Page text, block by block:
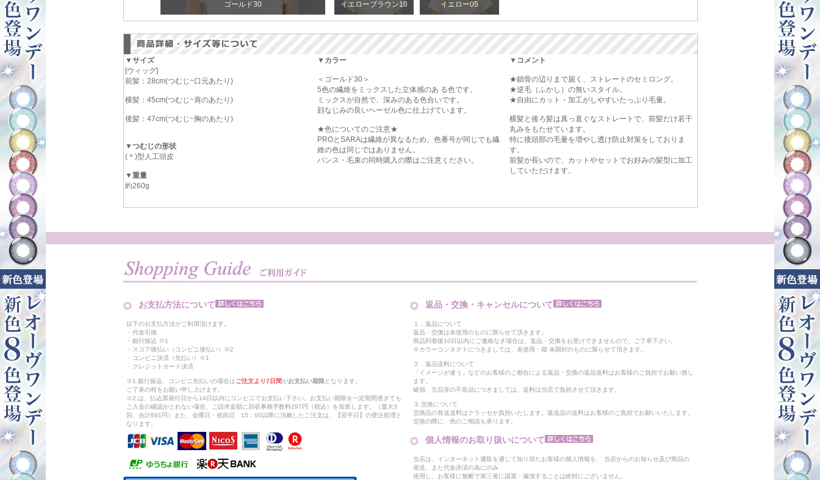
ゴールド30 イエローブラウン10 イエロー05
▼サイズ
[ウィッグ]
前髪：28cm(つむじ~口元あたり)
横髪：45cm(つむじ~肩のあたり)
後髪：47cm(つむじ~胸のあたり)
▼つむじの形状
(＊)型人工頭皮
▼重量
約260g
▼カラー
＜ゴールド30＞
5色の繊維をミックスした立体感のあ る色です。
ミックスが自然で、深みのある色合いです。
顔なじみの良いヘーゼル色に仕上げています。
★色についてのご注意★
PROとSARAは繊維が異なるため、色番号が同じでも繊
維の色は同じではありません。
バンス・毛束の同時購入の際はご注意ください。
▼コメント
★鎖骨の辺りまで届く、ストレートのセミロング。
★逆毛（ふかし）の無いスタイル。
★自由にカット・加工がしやすいたっぷり毛量。
横髪と後ろ髪は真っ直ぐなストレートで、前髪だけ若干
丸みをもたせています。
特に後頭部の毛量を増やし透け防止対策をしておりま
す。
前髪が長いので、カットやセットでお好みの髪型に加工
していただけます。
お支払方法について
以下のお支払方法がご利用頂けます。
・代金引換
・銀行振込 ※1
・スコア後払い（コンビニ後払い）※2
・コンビニ決済（先払い）※1
・クレジットカード決済
※1.銀行振込、コンビニ先払いの場合はご注文より7日間がお支払い期限 となります。
ご了承の程をお願い申し上げます。
※2.は、払込票発行日から14日以内にコンビニでお支払い下さい。お支払い期限を一定期間過ぎても
ご入金の確認がとれない場合、ご請求金額に回収事務手数料297円（税込）を加算します。（最大3
回、合計891円）また、金曜日・祝前日 15：00以降に頂戴したご注文は、【翌平日】の受注処理と
なります。
返品・交換・キャンセルについて
１．返品について
返品・交換は未使用のものに限らせて頂きます。
商品到着後10日以内にご連絡なき場合は、返品・交換をお受けできませんので、ご了承下さい。
※カラーコンタクトにつきましては、未使用・箱 未開封のものに限らせて頂きます。
２．返品送料について
「イメージが違う」などのお客様のご都合による返品・交換の返品送料はお客様のご負担でお願い致し
ます。
破損、欠品等の不良品につきましては、送料は当店で負担させて頂きます。
３.交換について
交換品の発送送料はクラッセが負担いたします。返送品の送料はお客様のご負担でお願いいたします。
交換の際に、色のご相談も承ります。
個人情報のお取り扱いについて
当店は、インターネット通販を通じて知り得たお客様の個人情報を、 当店からのお知らせ及び商品の
発送、また代金決済の為にのみ
使用し、お客様に無断で第三者に譲渡・漏洩することは絶対にございません。